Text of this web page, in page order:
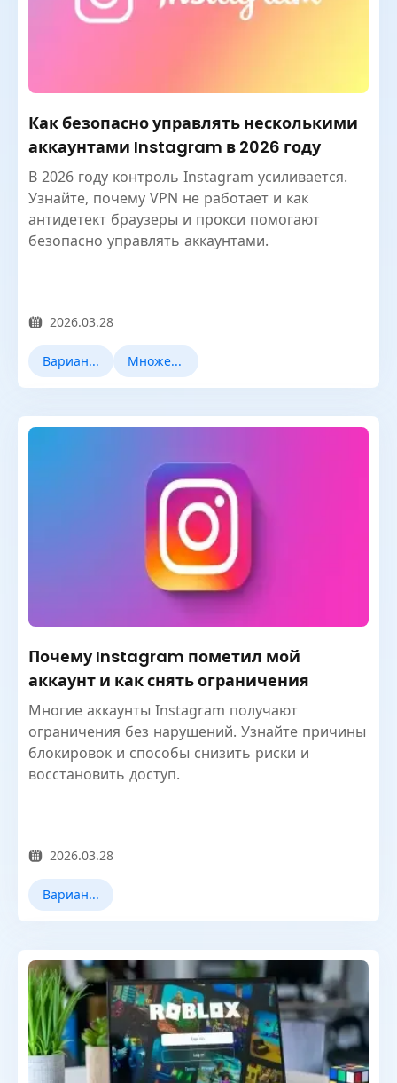
Как безопасно управлять несколькими
аккаунтами Instagram в 2026 году
В 2026 году контроль Instagram усиливается.
Узнайте, почему VPN не работает и как
антидетект браузеры и прокси помогают
безопасно управлять аккаунтами.
2026.03.28
Варианты использования Множественный учет
Почему Instagram пометил мой
аккаунт и как снять ограничения
Многие аккаунты Instagram получают
ограничения без нарушений. Узнайте причины
блокировок и способы снизить риски и
восстановить доступ.
2026.03.28
Варианты использования